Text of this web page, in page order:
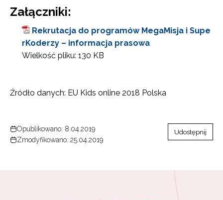
Załączniki:
Rekrutacja do programów MegaMisja i Supe
rKoderzy – informacja prasowa
Wielkość pliku: 130 KB
Źródło danych: EU Kids online 2018 Polska
Opublikowano: 8.04.2019
Zmodyfikowano: 25.04.2019
Udostępnij